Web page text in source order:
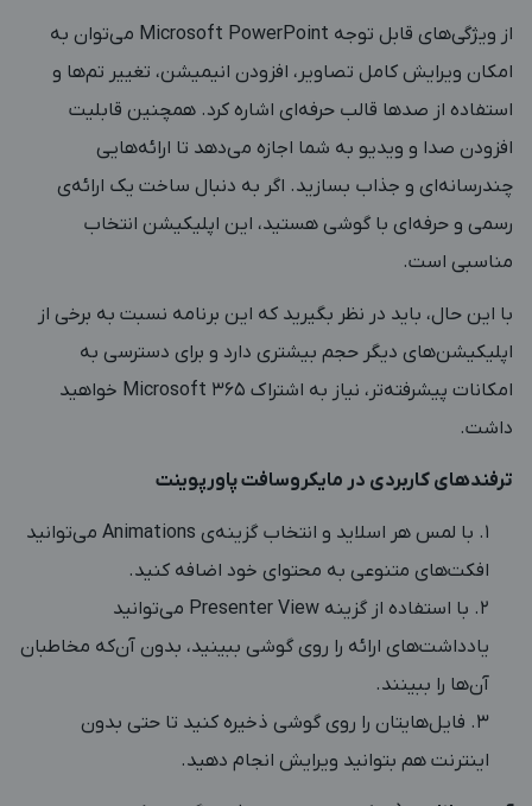
از ویژگی‌های قابل توجه Microsoft PowerPoint می‌توان به
امکان ویرایش کامل تصاویر، افزودن انیمیشن، تغییر تم‌ها و
استفاده از صدها قالب حرفه‌ای اشاره کرد. همچنین قابلیت
افزودن صدا و ویدیو به شما اجازه می‌دهد تا ارائه‌هایی
چندرسانه‌ای و جذاب بسازید. اگر به دنبال ساخت یک ارائه‌ی
رسمی و حرفه‌ای با گوشی هستید، این اپلیکیشن انتخاب
مناسبی است.
با این حال، باید در نظر بگیرید که این برنامه نسبت به برخی از
اپلیکیشن‌های دیگر حجم بیشتری دارد و برای دسترسی به
امکانات پیشرفته‌تر، نیاز به اشتراک Microsoft 365 خواهید
داشت.
ترفندهای کاربردی در مایکروسافت پاورپوینت
با لمس هر اسلاید و انتخاب گزینه‌ی Animations می‌توانید
افکت‌های متنوعی به محتوای خود اضافه کنید.
با استفاده از گزینه Presenter View می‌توانید
یادداشت‌های ارائه را روی گوشی ببینید، بدون آن‌که مخاطبان
آن‌ها را ببینند.
فایل‌هایتان را روی گوشی ذخیره کنید تا حتی بدون
اینترنت هم بتوانید ویرایش انجام دهید.